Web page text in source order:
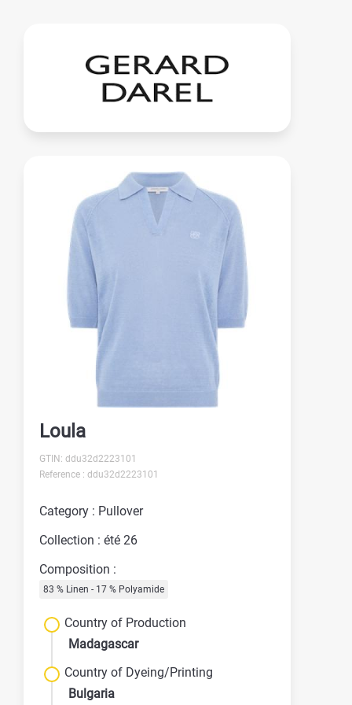
Loula
GTIN: ddu32d2223101
Reference : ddu32d2223101
Category : Pullover
Collection : été 26
Composition :
83 % Linen - 17 % Polyamide
Country of Production
Madagascar
Country of Dyeing/Printing
Bulgaria